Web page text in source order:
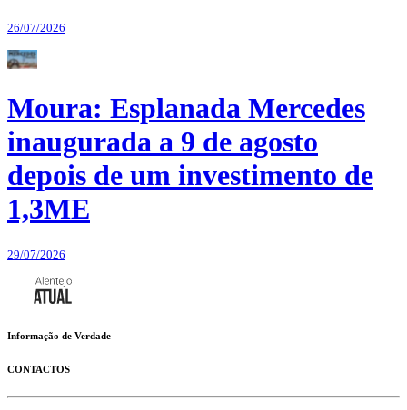
26/07/2026
Moura: Esplanada Mercedes
inaugurada a 9 de agosto
depois de um investimento de
1,3ME
29/07/2026
Informação de Verdade
CONTACTOS